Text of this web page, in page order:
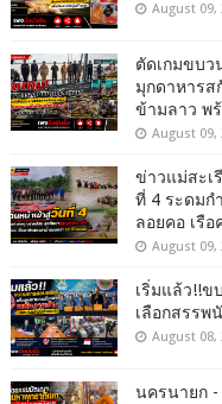
August 09,
ตัดเกมขบ
มุกดาหารส
ข้ามลาว พ
August 09,
ข่าวแม่สะเ
ที่ 4 ระดมก
ลอยคอ เรื
August 09,
เริ่มแล้ว!!ข
เลือกสรรพ
August 08,
นครนายก